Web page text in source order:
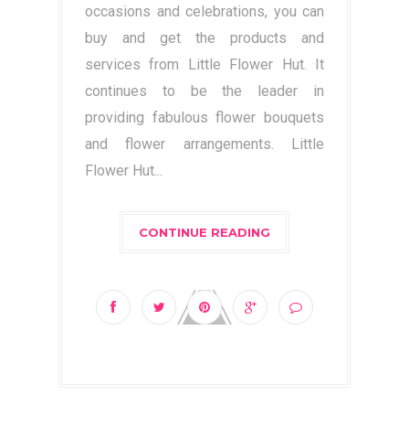
occasions and celebrations, you can
buy and get the products and
services from Little Flower Hut. It
continues to be the leader in
providing fabulous flower bouquets
and flower arrangements. Little
Flower Hut...
CONTINUE READING